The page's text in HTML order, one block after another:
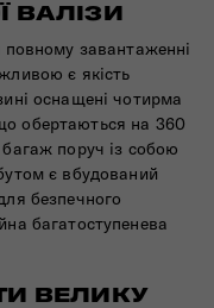
ВАЛІЗИ
повному завантаженні
є якість
оснащені чотирма
обертаються на 360
поруч із собою
є вбудований
безпечного
багатоступенева
ВЕЛИКУ